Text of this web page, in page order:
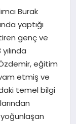
Burak
yaptığı
genç ve
eğitim
etmiş ve
temel bilgi